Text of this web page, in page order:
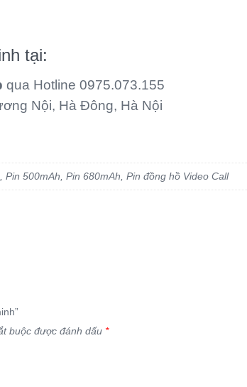
tại:
qua Hotline 0975.073.155
Nội, Hà Đông, Hà Nội
500mAh, Pin 680mAh, Pin đồng hồ Video Call
buộc được đánh dấu *